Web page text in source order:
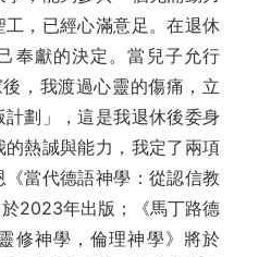
，已經心滿意足。在退休
奉獻的決定。當兒子允行
後，我渡過心靈的傷痛，立
劃」，這是我退休後委身
熱誠與能力，我定了兩項
當代德語神學：從認信教
2023年出版；《馬丁路德
修神學，倫理神學》將於